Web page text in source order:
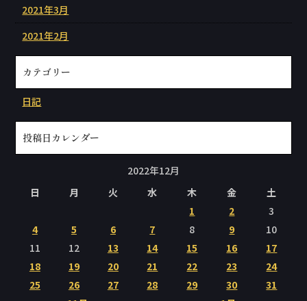
2021年3月
2021年2月
カテゴリー
日記
投稿日カレンダー
2022年12月
日
月 火 水 木 金 土
1 2
3
4
5 6 7 8 9
10
11
12 13 14 15 16
17
18
19 20 21 22 23
24
25
26 27 28 29 30 31